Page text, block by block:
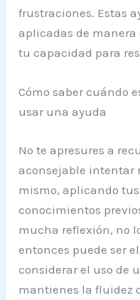
frustraciones. Estas
aplicadas de
tu capacidad para
Cómo saber cuándo
usar una ayuda
No te apresures a
aconsejable intentar
mismo, aplicando
conocimientos
mucha reflexión, no
entonces puede ser
considerar el uso de
mantienes la fluidez